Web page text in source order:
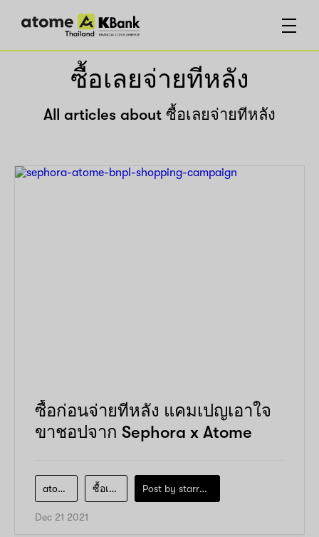
ซื้อเลยจ่ายทีหลัง
All articles about ซื้อเลยจ่ายทีหลัง
ซื้อก่อนจ่ายทีหลัง แคมเปญเอาใจ
ขาชอปจาก Sephora x Atome
atome ซื้อเลยจ่ายทีหลัง Post by starry1989
Dec 21 2021